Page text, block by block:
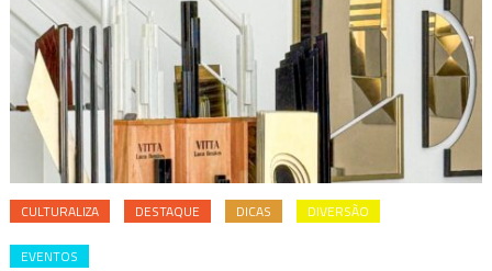
CULTURALIZA DESTAQUE DICAS DIVERSÃO
EVENTOS